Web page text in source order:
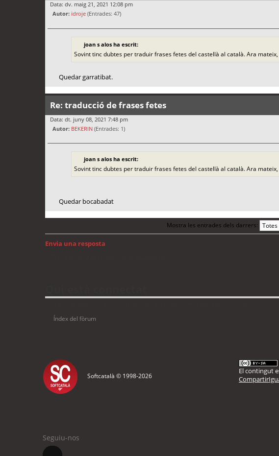
Data: dv. maig 21, 2021 12:08 pm
Autor: idroje (Entrades: 47)
joan s alos ha escrit:
Sovint tinc dubtes per traduir frases fetes del castellà al català. Ara
Quedar garratibat.
Re: traducció de frases fetes
Data: dt. juny 08, 2021 7:48 pm
Autor: BEKERIN (Entrades: 1)
joan s alos ha escrit:
Sovint tinc dubtes per traduir frases fetes del castellà al català. Ara
Quedar bocabadat
Mostra les entrades dels darrers:
Envia una resposta
Índex del fòrum
Softcatalà © 1998-2026
El contingut
Seguiu-nos